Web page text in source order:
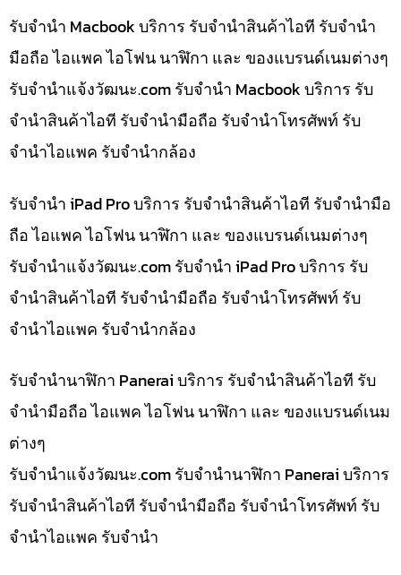
รับจำนำ Macbook บริการ รับจำนำสินค้าไอที รับจำนำ
มือถือ ไอแพค ไอโฟน นาฬิกา และ ของแบรนด์เนมต่างๆ
รับจํานําแจ้งวัฒนะ.com รับจำนำ Macbook บริการ รับ
จำนำสินค้าไอที รับจำนำมือถือ รับจำนำโทรศัพท์ รับ
จำนำไอแพค รับจำนำกล้อง
รับจำนำ iPad Pro บริการ รับจำนำสินค้าไอที รับจำนำมือ
ถือ ไอแพค ไอโฟน นาฬิกา และ ของแบรนด์เนมต่างๆ
รับจํานําแจ้งวัฒนะ.com รับจำนำ iPad Pro บริการ รับ
จำนำสินค้าไอที รับจำนำมือถือ รับจำนำโทรศัพท์ รับ
จำนำไอแพค รับจำนำกล้อง
รับจำนำนาฬิกา Panerai บริการ รับจำนำสินค้าไอที รับ
จำนำมือถือ ไอแพค ไอโฟน นาฬิกา และ ของแบรนด์เนม
ต่างๆ
รับจํานําแจ้งวัฒนะ.com รับจำนำนาฬิกา Panerai บริการ
รับจำนำสินค้าไอที รับจำนำมือถือ รับจำนำโทรศัพท์ รับ
จำนำไอแพค รับจำนำ